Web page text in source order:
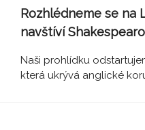
Rozhlédneme se na
navštíví
Naši prohlídku
která ukrývá anglické